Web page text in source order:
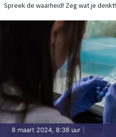
Spreek de waarheid! Zeg wat je
8 maart 2024, 8:38 uur